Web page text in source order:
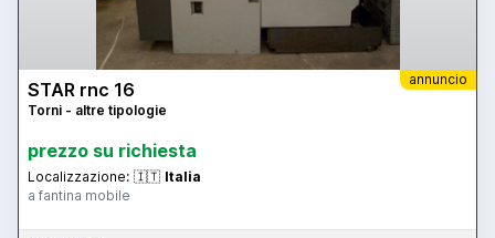
annuncio
STAR rnc 16
Torni - altre tipologie
prezzo su richiesta
Localizzazione: 🇮🇹 Italia
a fantina mobile